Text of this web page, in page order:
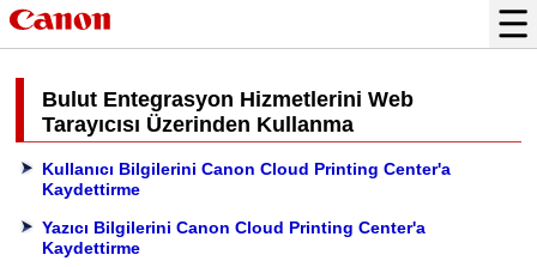
Bulut Entegrasyon Hizmetlerini Web
Tarayıcısı Üzerinden Kullanma
Kullanıcı Bilgilerini Canon Cloud Printing Center'a
Kaydettirme
Yazıcı Bilgilerini Canon Cloud Printing Center'a
Kaydettirme